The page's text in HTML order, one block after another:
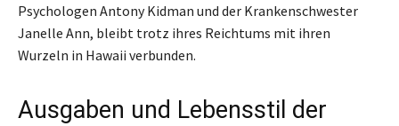
Psychologen Antony Kidman und der Krankenschwester
Janelle Ann, bleibt trotz ihres Reichtums mit ihren
Wurzeln in Hawaii verbunden.
Ausgaben und Lebensstil der